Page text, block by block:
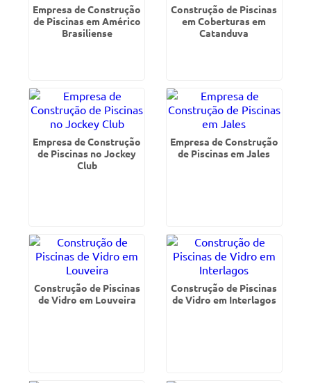
Empresa de Construção
de Piscinas em Américo
Brasiliense
Construção de Piscinas
em Coberturas em
Catanduva
Empresa de Construção
de Piscinas no Jockey
Club
Empresa de Construção
de Piscinas em Jales
Construção de Piscinas
de Vidro em Louveira
Construção de Piscinas
de Vidro em Interlagos